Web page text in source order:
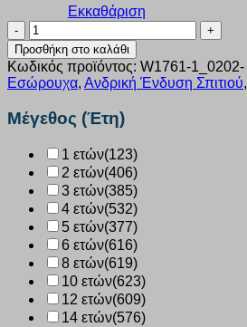
Εκκαθάριση
Boxer
Ανδρικό
Walk
2
τεμάχια
ανάγλυφο
μαύρο-
μαύρο
W1761-
1_0202
ποσότητα
Προσθήκη στο καλάθι
Κωδικός προϊόντος: W1761-1_0202-
Εσώρουχα, Ανδρική Ένδυση Σπιτιού,
Μέγεθος (Έτη)
1 ετών(123)
2 ετών(406)
3 ετών(385)
4 ετών(532)
5 ετών(377)
6 ετών(616)
8 ετών(619)
10 ετών(623)
12 ετών(609)
14 ετών(576)